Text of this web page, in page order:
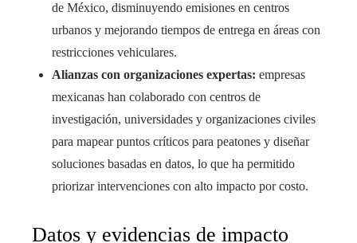
de México, disminuyendo emisiones en centros
urbanos y mejorando tiempos de entrega en áreas con
restricciones vehiculares.
Alianzas con organizaciones expertas: empresas
mexicanas han colaborado con centros de
investigación, universidades y organizaciones civiles
para mapear puntos críticos para peatones y diseñar
soluciones basadas en datos, lo que ha permitido
priorizar intervenciones con alto impacto por costo.
Datos y evidencias de impacto